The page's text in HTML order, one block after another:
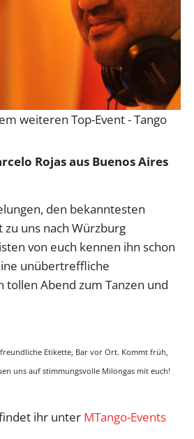
weiteren Top-Event - Tango
Rojas aus Buenos Aires
den bekanntesten
zu uns nach Würzburg
von euch kennen ihn schon
unübertreffliche
tollen Abend zum Tanzen und
Etikette, Bar vor Ort. Kommt früh,
uns auf stimmungsvolle Milongas mit euch!
ihr unter MTango-Events